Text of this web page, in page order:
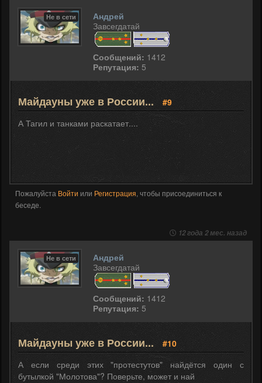
Не в сети
Андрей
Завсегдатай
Сообщений: 1412
Репутация: 5
Майдауны уже в России...
#9
А Тагил и танками раскатает....
Пожалуйста Войти или Регистрация, чтобы присоединиться к
беседе.
12 года 2 мес. назад
Не в сети
Андрей
Завсегдатай
Сообщений: 1412
Репутация: 5
Майдауны уже в России...
#10
А если среди этих "протестутов" найдётся один с
бутылкой "Молотова"? Поверьте, может и най